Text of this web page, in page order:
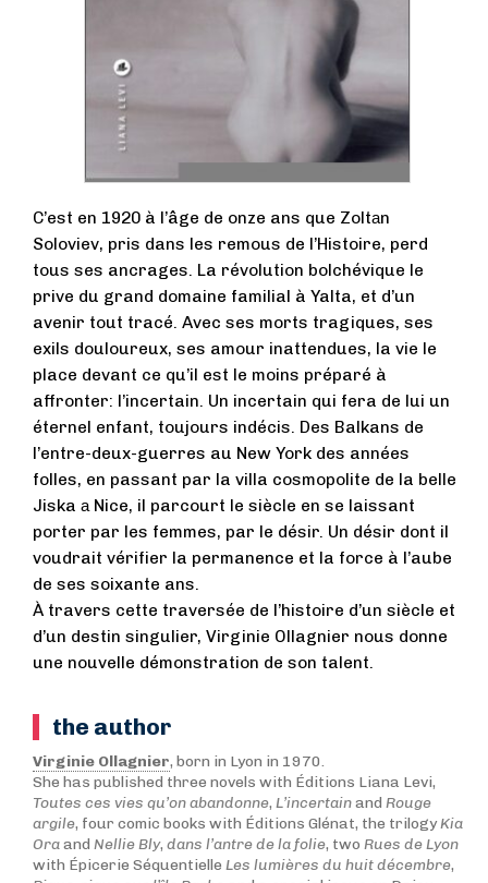
C’est en 1920 à l’âge de onze ans que Zoltаn
Soloviev, pris dans les remous de l’Histoire, perd
tous ses ancrages. La révolution bolchévique le
prive du grand domaine familial à Yalta, et d’un
avenir tout tracé. Avec ses morts tragiques, ses
exils douloureux, ses amour inattendues, la vie le
place devant ce qu’il est le moins préparé à
affronter: l’incertain. Un incertain qui fera de lui un
éternel enfant, toujours indécis. Des Balkans de
l’entre-deux-guerres au New York des années
folles, en passant par la villa cosmopolite de la belle
Jiska а Nice, il parcourt le siècle en se laissant
porter par les femmes, par le désir. Un désir dont il
voudrait vérifier la permanence et la force à l’aube
de ses soixante ans.
À travers cette traversée de l’histoire d’un siècle et
d’un destin singulier, Virginie Ollagnier nous donne
une nouvelle démonstration de son talent.
the author
Virginie Ollagnier, born in Lyon in 1970.
She has published three novels with Éditions Liana Levi,
Toutes ces vies qu’on abandonne, L’incertainand Rouge
argile, four comic books with Éditions Glénat, the trilogyKia
Oraand Nellie Bly, dans l’antre de la folie, two Rues de Lyon
with Épicerie Séquentielle Les lumières du huit décembre,